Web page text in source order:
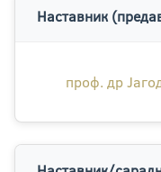
Наставник
проф. др